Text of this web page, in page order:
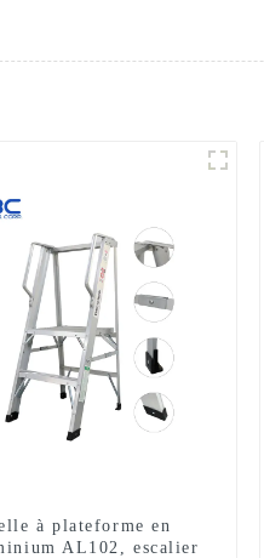
à plateforme en
AL102, escalier